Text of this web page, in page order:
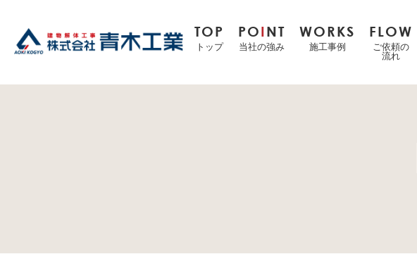
TOP
トップ
POINT
当社の強み
WORKS
施工事例
FLOW
ご依頼の
流れ